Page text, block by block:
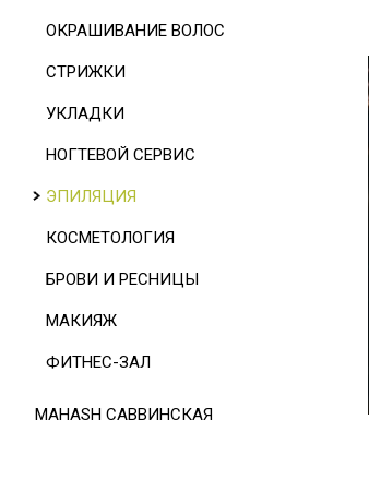
ОКРАШИВАНИЕ ВОЛОС
СТРИЖКИ
УКЛАДКИ
НОГТЕВОЙ СЕРВИС
ЭПИЛЯЦИЯ
КОСМЕТОЛОГИЯ
БРОВИ И РЕСНИЦЫ
МАКИЯЖ
ФИТНЕС-ЗАЛ
MAHASH САВВИНСКАЯ